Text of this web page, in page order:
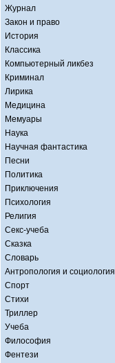
Журнал
Закон и право
История
Классика
Компьютерный ликбез
Криминал
Лирика
Медицина
Мемуары
Наука
Научная фантастика
Песни
Политика
Приключения
Психология
Религия
Секс-учеба
Сказка
Словарь
Антропология и социология
Спорт
Стихи
Триллер
Учеба
Философия
Фентези